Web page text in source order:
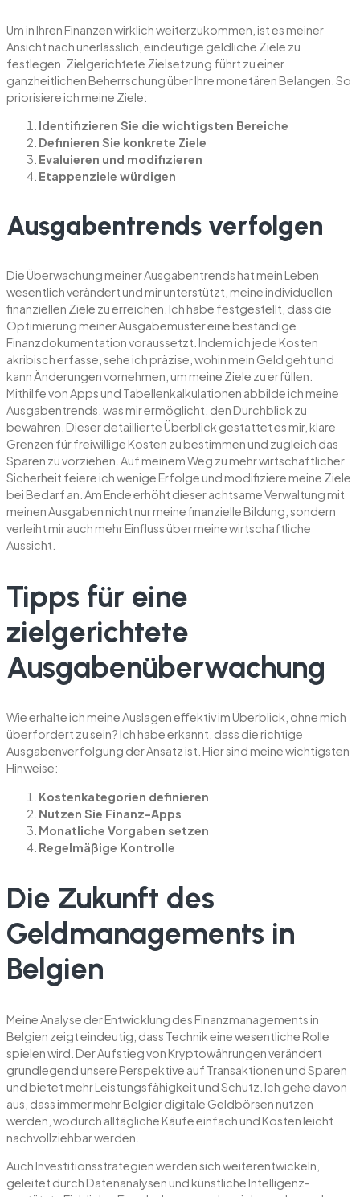
Um in Ihren Finanzen wirklich weiterzukommen, ist es meiner
Ansicht nach unerlässlich, eindeutige geldliche Ziele zu
festlegen. Zielgerichtete Zielsetzung führt zu einer
ganzheitlichen Beherrschung über Ihre monetären Belangen. So
priorisiere ich meine Ziele:
Identifizieren Sie die wichtigsten Bereiche
Definieren Sie konkrete Ziele
Evaluieren und modifizieren
Etappenziele würdigen
Ausgabentrends verfolgen
Die Überwachung meiner Ausgabentrends hat mein Leben
wesentlich verändert und mir unterstützt, meine individuellen
finanziellen Ziele zu erreichen. Ich habe festgestellt, dass die
Optimierung meiner Ausgabemuster eine beständige
Finanzdokumentation voraussetzt. Indem ich jede Kosten
akribisch erfasse, sehe ich präzise, wohin mein Geld geht und
kann Änderungen vornehmen, um meine Ziele zu erfüllen.
Mithilfe von Apps und Tabellenkalkulationen abbilde ich meine
Ausgabentrends, was mir ermöglicht, den Durchblick zu
bewahren. Dieser detaillierte Überblick gestattet es mir, klare
Grenzen für freiwillige Kosten zu bestimmen und zugleich das
Sparen zu vorziehen. Auf meinem Weg zu mehr wirtschaftlicher
Sicherheit feiere ich wenige Erfolge und modifiziere meine Ziele
bei Bedarf an. Am Ende erhöht dieser achtsame Verwaltung mit
meinen Ausgaben nicht nur meine finanzielle Bildung, sondern
verleiht mir auch mehr Einfluss über meine wirtschaftliche
Aussicht.
Tipps für eine
zielgerichtete
Ausgabenüberwachung
Wie erhalte ich meine Auslagen effektiv im Überblick, ohne mich
überfordert zu sein? Ich habe erkannt, dass die richtige
Ausgabenverfolgung der Ansatz ist. Hier sind meine wichtigsten
Hinweise:
Kostenkategorien definieren
Nutzen Sie Finanz-Apps
Monatliche Vorgaben setzen
Regelmäßige Kontrolle
Die Zukunft des
Geldmanagements in
Belgien
Meine Analyse der Entwicklung des Finanzmanagements in
Belgien zeigt eindeutig, dass Technik eine wesentliche Rolle
spielen wird. Der Aufstieg von Kryptowährungen verändert
grundlegend unsere Perspektive auf Transaktionen und Sparen
und bietet mehr Leistungsfähigkeit und Schutz. Ich gehe davon
aus, dass immer mehr Belgier digitale Geldbörsen nutzen
werden, wodurch alltägliche Käufe einfach und Kosten leicht
nachvollziehbar werden.
Auch Investitionsstrategien werden sich weiterentwickeln,
geleitet durch Datenanalysen und künstliche Intelligenz-